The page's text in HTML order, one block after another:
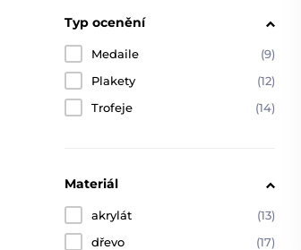
Typ ocenění
Medaile
(9)
Plakety
(12)
Trofeje
(14)
Materiál
akrylát
(13)
dřevo
(17)